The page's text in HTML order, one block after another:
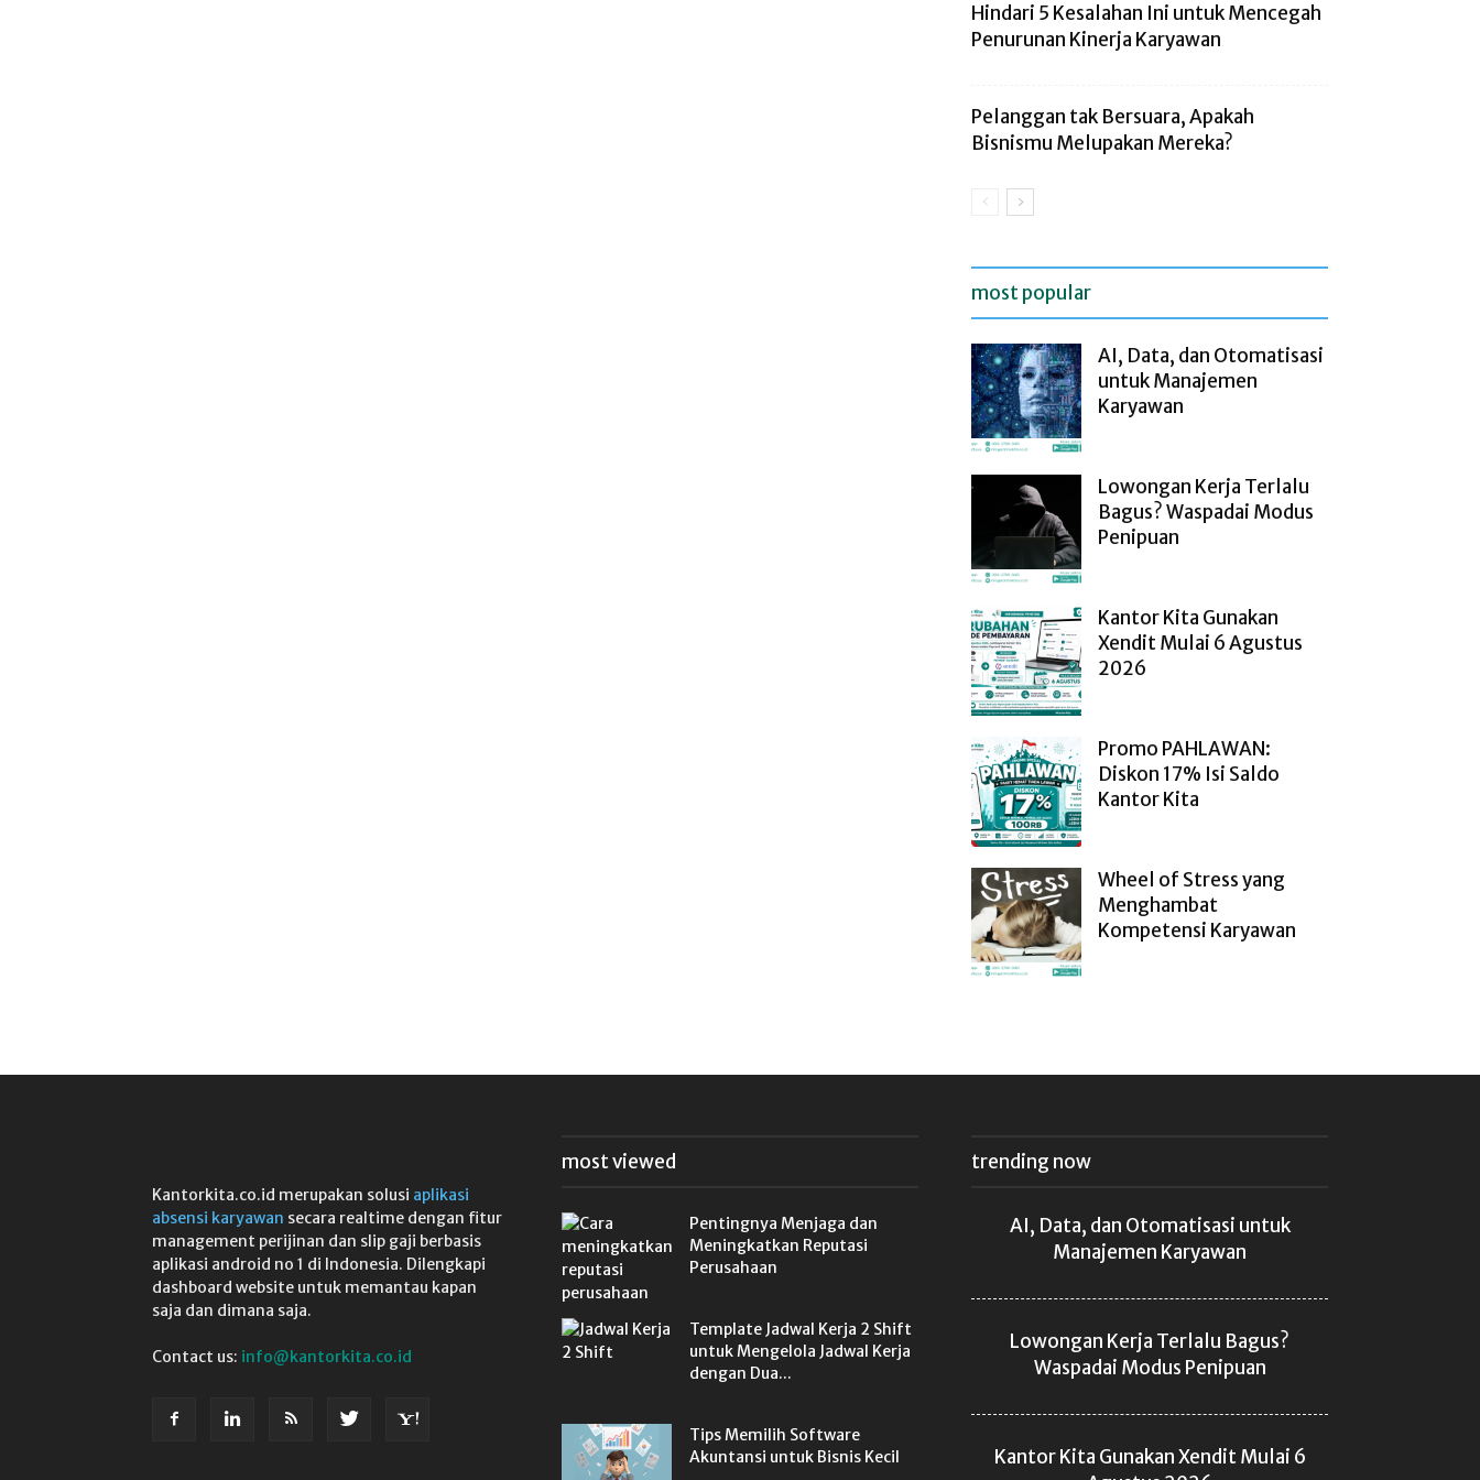
Hindari 5 Kesalahan Ini untuk Mencegah
Penurunan Kinerja Karyawan
Pelanggan tak Bersuara, Apakah
Bisnismu Melupakan Mereka?
most popular
AI, Data, dan Otomatisasi
untuk Manajemen
Karyawan
Lowongan Kerja Terlalu
Bagus? Waspadai Modus
Penipuan
Kantor Kita Gunakan
Xendit Mulai 6 Agustus
2026
Promo PAHLAWAN:
Diskon 17% Isi Saldo
Kantor Kita
Wheel of Stress yang
Menghambat
Kompetensi Karyawan
Kantorkita.co.id merupakan solusi aplikasi
absensi karyawan secara realtime dengan fitur
management perijinan dan slip gaji berbasis
aplikasi android no 1 di Indonesia. Dilengkapi
dashboard website untuk memantau kapan
saja dan dimana saja.
Contact us: info@kantorkita.co.id
most viewed
Pentingnya Menjaga dan
Meningkatkan Reputasi
Perusahaan
Template Jadwal Kerja 2 Shift
untuk Mengelola Jadwal Kerja
dengan Dua...
Tips Memilih Software
Akuntansi untuk Bisnis Kecil
trending now
AI, Data, dan Otomatisasi untuk
Manajemen Karyawan
Lowongan Kerja Terlalu Bagus?
Waspadai Modus Penipuan
Kantor Kita Gunakan Xendit Mulai 6